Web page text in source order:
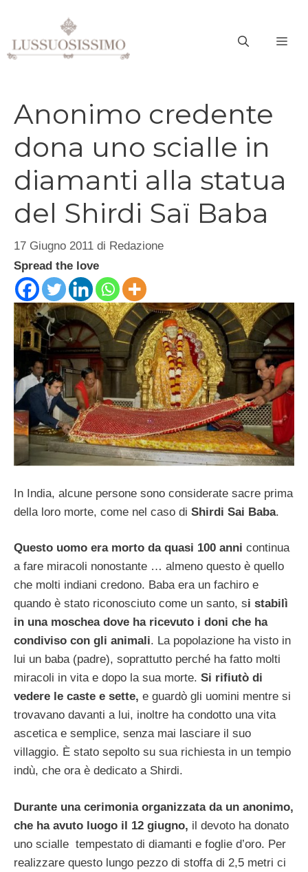
contenuto
Anonimo credente
dona uno scialle in
diamanti alla statua
del Shirdi Saï Baba
17 Giugno 2011 di Redazione
Spread the love
In India, alcune persone sono considerate sacre prima
della loro morte, come nel caso di Shirdi Sai Baba.
Questo uomo era morto da quasi 100 anni continua
a fare miracoli nonostante … almeno questo è quello
che molti indiani credono. Baba era un fachiro e
quando è stato riconosciuto come un santo, si stabilì
in una moschea dove ha ricevuto i doni che ha
condiviso con gli animali. La popolazione ha visto in
lui un baba (padre), soprattutto perché ha fatto molti
miracoli in vita e dopo la sua morte. Si rifiutò di
vedere le caste e sette, e guardò gli uomini mentre si
trovavano davanti a lui, inoltre ha condotto una vita
ascetica e semplice, senza mai lasciare il suo
villaggio. È stato sepolto su sua richiesta in un tempio
indù, che ora è dedicato a Shirdi.
Durante una cerimonia organizzata da un anonimo,
che ha avuto luogo il 12 giugno, il devoto ha donato
uno scialle tempestato di diamanti e foglie d’oro. Per
realizzare questo lungo pezzo di stoffa di 2,5 metri ci